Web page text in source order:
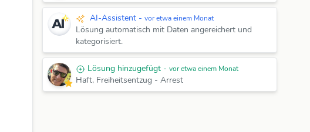
AI-Assistent - vor etwa einem Monat
Lösung automatisch mit Daten angereichert und
kategorisiert.
Lösung hinzugefügt - vor etwa einem Monat
Haft, Freiheitsentzug - Arrest